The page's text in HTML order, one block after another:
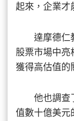
起來，企業才
達摩德仁教
股票市場中亮
獲得高估值的
他也調查了
值數十億美元